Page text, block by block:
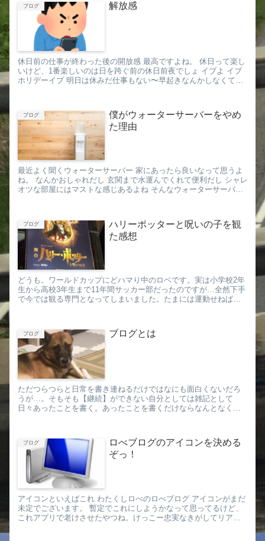
ブログ 解放感
休日前の仕事が終わった後の開放感 最高ですよね。 休日って楽し
いけど、1番楽しいのは日を跨ぐ前の休日前夜でしょ イブよ イブ
ホリデーイブ 明日は休みだ仕事もない〜早起きなんかしなくても
ブログ
僕がウォーターサーバーをやめ
た理由
最近よく聞くウォーターサーバー 家にあったら良いなって思うよ
ね。 なんかおしゃれだし 玄関まで水運んでくれて便利だし シャレ
オツな部屋にはマストな感じあるよね そんなウォーターサーバー
ブログ
ハリーポッターと呪いの子を観
た感想
どうも。ワールドカップにどハマり中のロベです。実は小学校2年
生から高校3年生まで11年間サッカー部だったのですが…全然下手
で今では観る専門となってしまいました。たまには運動せねば。
ブログ ブログとは
ただつらつらと日常を書き連ねるだけではなにも面白くないだろ
うが…。そもそも【継続】ができない自分としては雑記として
日々あったことを書く。あったことを書くだけならなんとなく出
ブログ
ロべブログのアイコンを決める
ぞっ！
アイコンといえばこれ わたくしロべのロべブログ アイコンがまだ
未定でございます。 暫定でこれにしようかなって思ってるけど、
これアプリで老けさせたやつね。けっこー忠実なきがしてリア